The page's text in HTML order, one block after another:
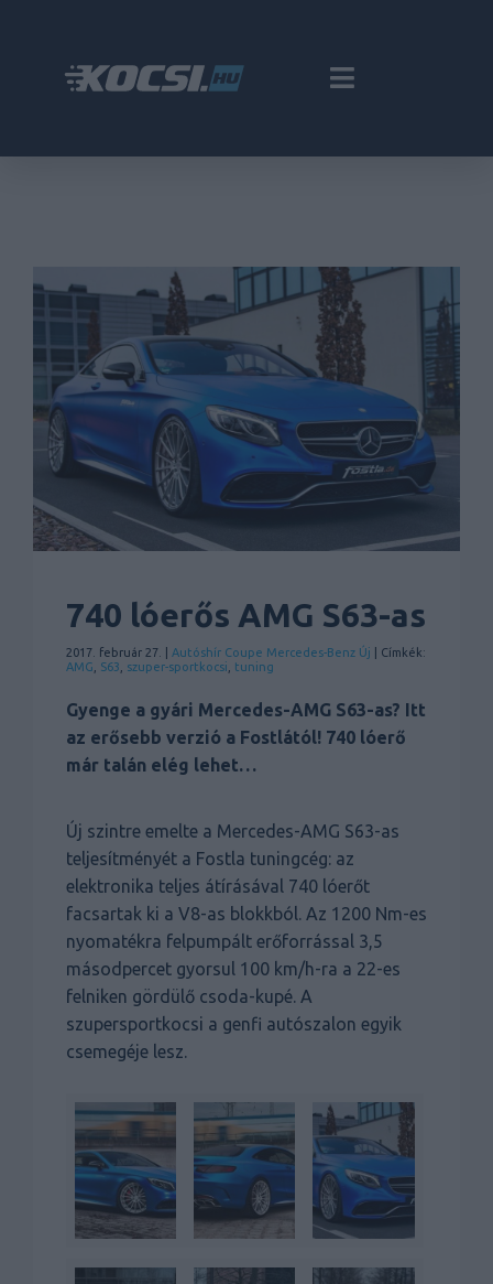
740 lóerős AMG S63-as
2017. február 27. | Autóshír Coupe Mercedes-Benz Új | Címkék:
AMG
S63 szuper-sportkocsi tuning
Gyenge a gyári Mercedes-AMG S63-as? Itt
az erősebb verzió a Fostlától! 740 lóerő
már talán elég lehet…
Új szintre emelte a Mercedes-AMG S63-as
teljesítményét a Fostla tuningcég: az
elektronika teljes átírásával 740 lóerőt
facsartak ki a V8-as blokkból. Az 1200 Nm-es
nyomatékra felpumpált erőforrással 3,5
másodpercet gyorsul 100 km/h-ra a 22-es
felniken gördülő csoda-kupé. A
szupersportkocsi a genfi autószalon egyik
csemegéje lesz.